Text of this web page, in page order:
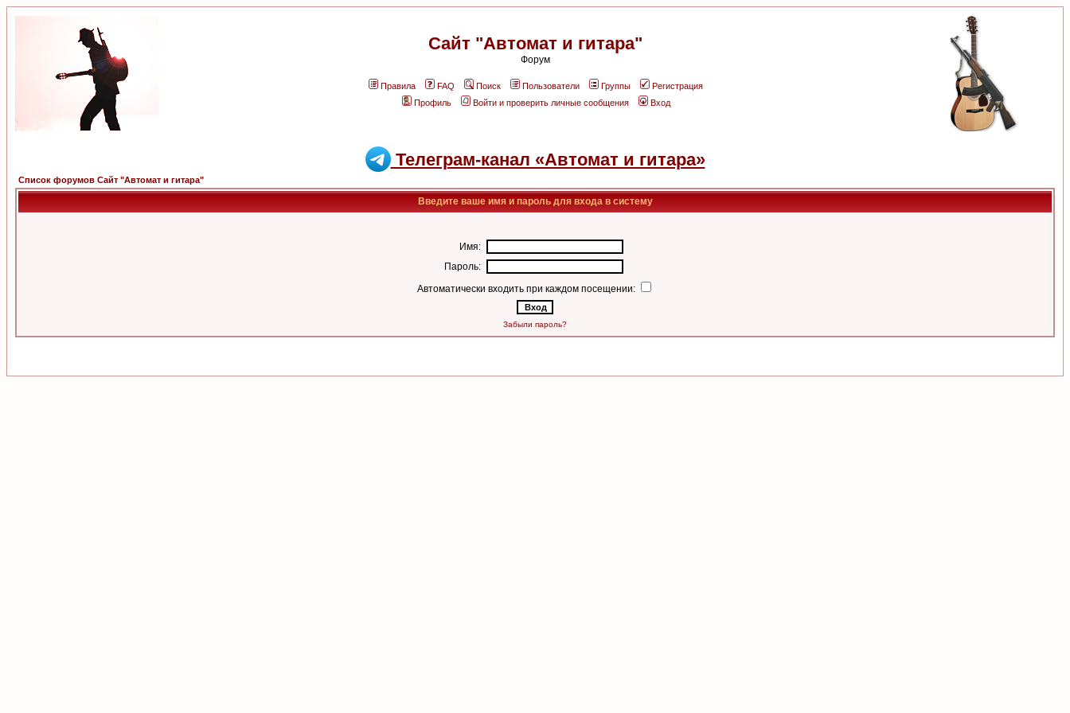
Сайт "Автомат и гитара"
Форум
Правила FAQ Поиск Пользователи Группы
Регистрация
Профиль
Войти и проверить личные сообщения Вход
Телеграм-канал «Автомат и гитара»
Список форумов Сайт "Автомат и гитара"
Введите ваше имя и пароль для входа в систему
Имя:
Пароль:
Автоматически входить при каждом посещении:
Забыли пароль?